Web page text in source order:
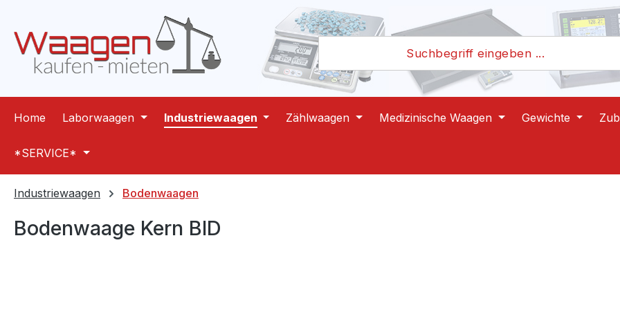
Zur Hauptnavigation springen
Home Laborwaagen Industriewaagen Zählwaagen Medizinische Waagen Gewichte
*SERVICE*
Industriewaagen Bodenwaagen
Bodenwaage Kern BID